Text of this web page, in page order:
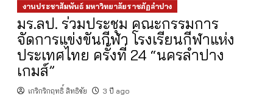
งานประชาสัมพันธ์ มหาวิทยาลัยราชภัฏลำปาง
มร.ลป. ร่วมประชุม คณะกรรมการ
จัดการแข่งขันกีฬา โรงเรียนกีฬาแห่ง
ประเทศไทย ครั้งที่ 24 “นครลำปาง
เกมส์”
เกริกริกฤทธิ์ สิทธิชัย 3 ปี ago